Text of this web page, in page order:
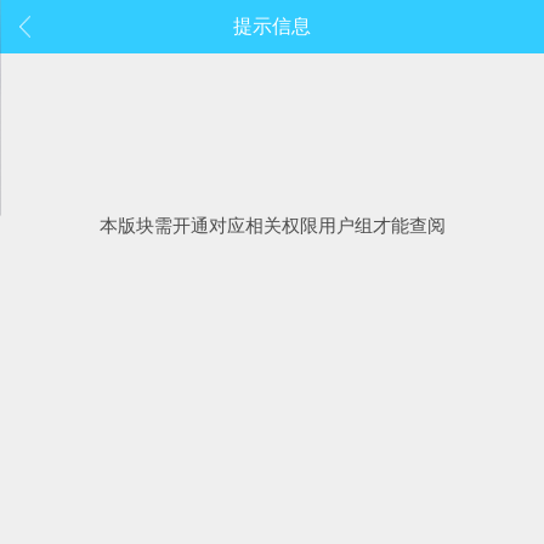
提示信息
本版块需开通对应相关权限用户组才能查阅